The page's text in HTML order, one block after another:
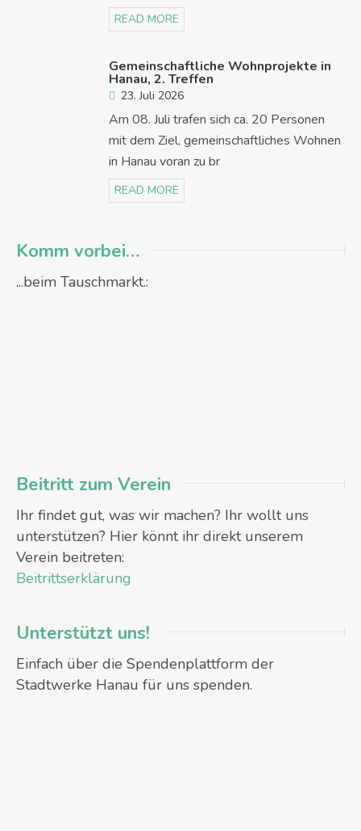
READ MORE
Gemeinschaftliche Wohnprojekte in
Hanau, 2. Treffen
23. Juli 2026
Am 08. Juli trafen sich ca. 20 Personen
mit dem Ziel, gemeinschaftliches Wohnen
in Hanau voran zu br
READ MORE
Komm vorbei…
...beim Tauschmarkt.:
Beitritt zum Verein
Ihr findet gut, was wir machen? Ihr wollt uns
unterstützen? Hier könnt ihr direkt unserem
Verein beitreten:
Beitrittserklärung
Unterstützt uns!
Einfach über die Spendenplattform der
Stadtwerke Hanau für uns spenden.